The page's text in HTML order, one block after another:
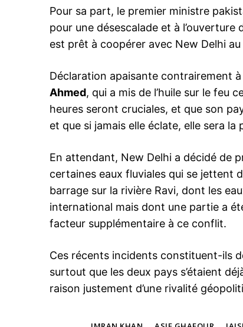
Pour sa part, le premier ministre
pour une désescalade et à
est prêt à coopérer avec New Delhi au
Déclaration apaisante contrairement
Ahmed, qui a mis de l’huile sur le feu
heures seront cruciales, et que son
et que si jamais elle éclate, elle sera
En attendant, New Delhi a décidé de
certaines eaux fluviales qui se jettent
barrage sur la rivière Ravi, dont les
international mais dont une partie a
facteur supplémentaire à ce conflit.
Ces récents incidents constituent-ils
surtout que les deux pays s’étaient
raison justement d’une rivalité